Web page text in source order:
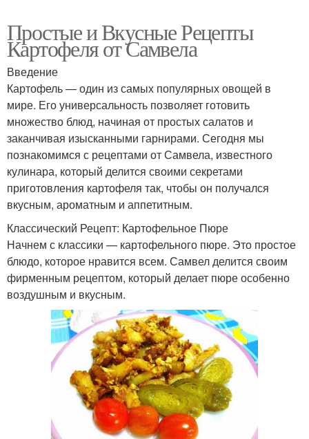
Простые и Вкусные Рецепты
Картофеля от Самвела
Введение
Картофель — один из самых популярных овощей в
мире. Его универсальность позволяет готовить
множество блюд, начиная от простых салатов и
заканчивая изысканными гарнирами. Сегодня мы
познакомимся с рецептами от Самвела, известного
кулинара, который делится своими секретами
приготовления картофеля так, чтобы он получался
вкусным, ароматным и аппетитным.
Классический Рецепт: Картофельное Пюре
Начнем с классики — картофельного пюре. Это простое
блюдо, которое нравится всем. Самвел делится своим
фирменным рецептом, который делает пюре особенно
воздушным и вкусным.